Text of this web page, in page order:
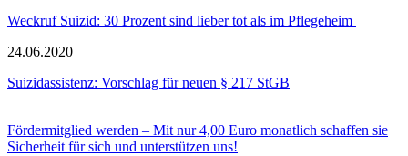
Weckruf Suizid: 30 Prozent sind lieber tot als im Pflegeheim
24.06.2020
Suizidassistenz: Vorschlag für neuen § 217 StGB
Fördermitglied werden – Mit nur 4,00 Euro monatlich schaffen sie
Sicherheit für sich und unterstützen uns!